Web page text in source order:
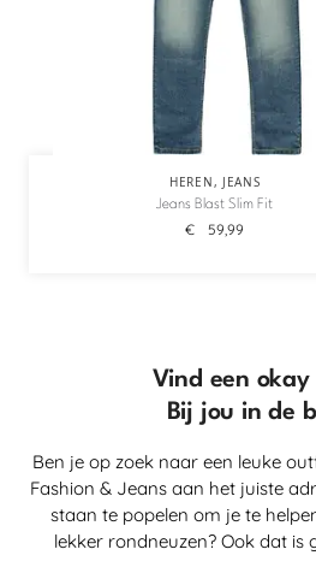
HEREN, JEANS
Jeans Blast Slim Fit
€ 59,99
Vind een okay
Bij jou in de
Ben je op zoek naar een leuke
Fashion & Jeans aan het juiste
staan te popelen om je te
lekker rondneuzen? Ook dat is